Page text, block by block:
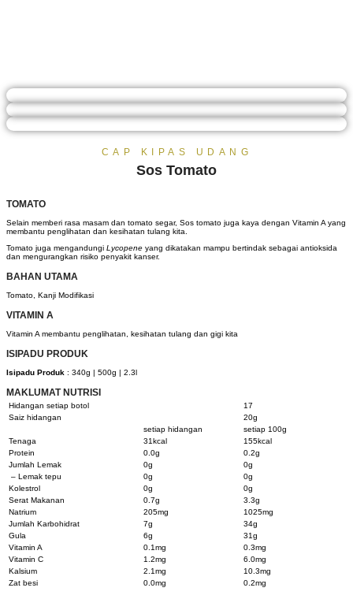
CAP KIPAS UDANG
Sos Tomato
TOMATO
Selain memberi rasa masam dan tomato segar, Sos tomato juga kaya dengan Vitamin A yang
membantu penglihatan dan kesihatan tulang kita.
Tomato juga mengandungi Lycopene yang dikatakan mampu bertindak sebagai antioksida
dan mengurangkan risiko penyakit kanser.
BAHAN UTAMA
Tomato, Kanji Modifikasi
VITAMIN A
Vitamin A membantu penglihatan, kesihatan tulang dan gigi kita
ISIPADU PRODUK
Isipadu Produk : 340g | 500g | 2.3l
MAKLUMAT NUTRISI
Hidangan setiap botol
17
Saiz hidangan
20g
setiap hidangan
setiap 100g
Tenaga
31kcal
155kcal
Protein
0.0g
0.2g
Jumlah Lemak
0g
0g
– Lemak tepu
0g
0g
Kolestrol
0g
0g
Serat Makanan
0.7g
3.3g
Natrium
205mg
1025mg
Jumlah Karbohidrat
7g
34g
Gula
6g
31g
Vitamin A
0.1mg
0.3mg
Vitamin C
1.2mg
6.0mg
Kalsium
2.1mg
10.3mg
Zat besi
0.0mg 0.2mg